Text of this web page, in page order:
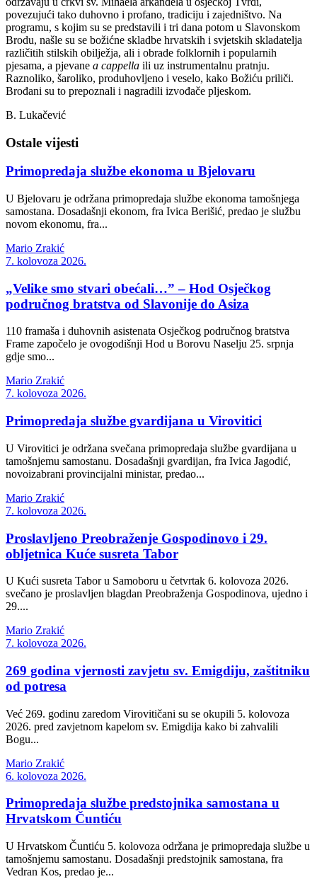
povezujući tako duhovno i profano, tradiciju i zajedništvo. Na
programu, s kojim su se predstavili i tri dana potom u Slavonskom
Brodu, našle su se božićne skladbe hrvatskih i svjetskih skladatelja
različitih stilskih obilježja, ali i obrade folklornih i popularnih
pjesama, a pjevane a cappella ili uz instrumentalnu pratnju.
Raznoliko, šaroliko, produhovljeno i veselo, kako Božiću priliči.
Brođani su to prepoznali i nagradili izvođače pljeskom.
B. Lukačević
Ostale vijesti
Primopredaja službe ekonoma u Bjelovaru
U Bjelovaru je održana primopredaja službe ekonoma tamošnjega
samostana. Dosadašnji ekonom, fra Ivica Berišić, predao je službu
novom ekonomu, fra...
Mario Zrakić
7. kolovoza 2026.
„Velike smo stvari obećali…” – Hod Osječkog
područnog bratstva od Slavonije do Asiza
110 framaša i duhovnih asistenata Osječkog područnog bratstva
Frame započelo je ovogodišnji Hod u Borovu Naselju 25. srpnja
gdje smo...
Mario Zrakić
7. kolovoza 2026.
Primopredaja službe gvardijana u Virovitici
U Virovitici je održana svečana primopredaja službe gvardijana u
tamošnjemu samostanu. Dosadašnji gvardijan, fra Ivica Jagodić,
novoizabrani provincijalni ministar, predao...
Mario Zrakić
7. kolovoza 2026.
Proslavljeno Preobraženje Gospodinovo i 29.
obljetnica Kuće susreta Tabor
U Kući susreta Tabor u Samoboru u četvrtak 6. kolovoza 2026.
svečano je proslavljen blagdan Preobraženja Gospodinova, ujedno i
29....
Mario Zrakić
7. kolovoza 2026.
269 godina vjernosti zavjetu sv. Emigdiju, zaštitniku
od potresa
Već 269. godinu zaredom Virovitičani su se okupili 5. kolovoza
2026. pred zavjetnom kapelom sv. Emigdija kako bi zahvalili
Bogu...
Mario Zrakić
6. kolovoza 2026.
Primopredaja službe predstojnika samostana u
Hrvatskom Čuntiću
U Hrvatskom Čuntiću 5. kolovoza održana je primopredaja službe u
tamošnjemu samostanu. Dosadašnji predstojnik samostana, fra
Vedran Kos, predao je...